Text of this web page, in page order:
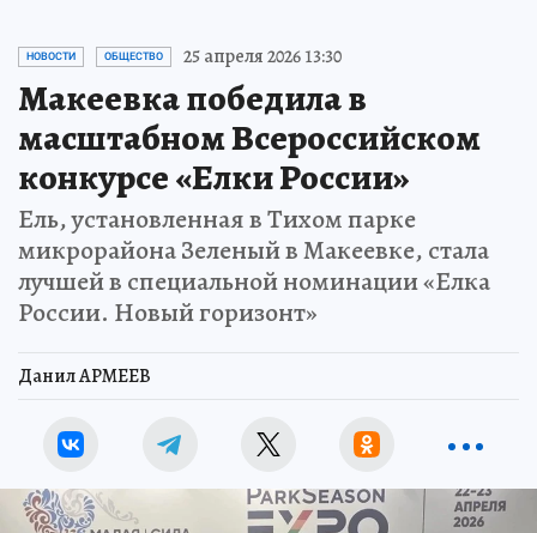
НОВОСТИ ОБЩЕСТВО 25 апреля 2026 13:30
Макеевка победила в
масштабном Всероссийском
конкурсе «Елки России»
Ель, установленная в Тихом парке
микрорайона Зеленый в Макеевке, стала
лучшей в специальной номинации «Елка
России. Новый горизонт»
Данил АРМЕЕВ